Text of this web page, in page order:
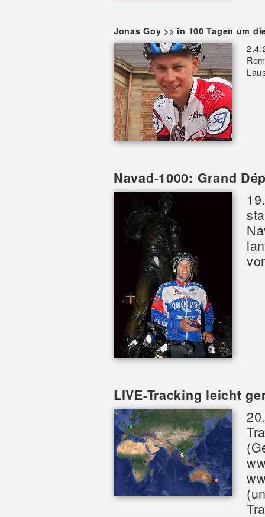
Jonas Goy >> in 100 Tagen um
Navad-1000: Grand
LIVE-Tracking leicht